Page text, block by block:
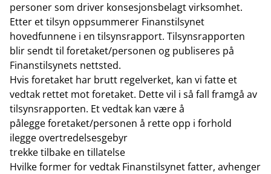
personer som driver konsesjonsbelagt virksomhet.
Etter et tilsyn oppsummerer Finanstilsynet
hovedfunnene i en tilsynsrapport. Tilsynsrapporten
blir sendt til foretaket/personen og publiseres på
Finanstilsynets nettsted.
Hvis foretaket har brutt regelverket, kan vi fatte et
vedtak rettet mot foretaket. Dette vil i så fall framgå av
tilsynsrapporten. Et vedtak kan være å
pålegge foretaket/personen å rette opp i forhold
ilegge overtredelsesgebyr
trekke tilbake en tillatelse
Hvilke former for vedtak Finanstilsynet fatter, avhenger